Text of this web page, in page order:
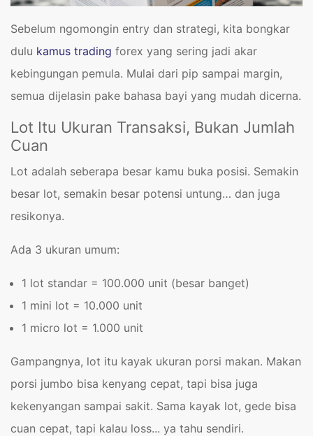
Sebelum ngomongin entry dan strategi, kita bongkar
dulu kamus trading forex yang sering jadi akar
kebingungan pemula. Mulai dari pip sampai margin,
semua dijelasin pake bahasa bayi yang mudah dicerna.
Lot Itu Ukuran Transaksi, Bukan Jumlah
Cuan
Lot adalah seberapa besar kamu buka posisi. Semakin
besar lot, semakin besar potensi untung… dan juga
resikonya.
Ada 3 ukuran umum:
1 lot standar = 100.000 unit (besar banget)
1 mini lot = 10.000 unit
1 micro lot = 1.000 unit
Gampangnya, lot itu kayak ukuran porsi makan. Makan
porsi jumbo bisa kenyang cepat, tapi bisa juga
kekenyangan sampai sakit. Sama kayak lot, gede bisa
cuan cepat, tapi kalau loss... ya tahu sendiri.